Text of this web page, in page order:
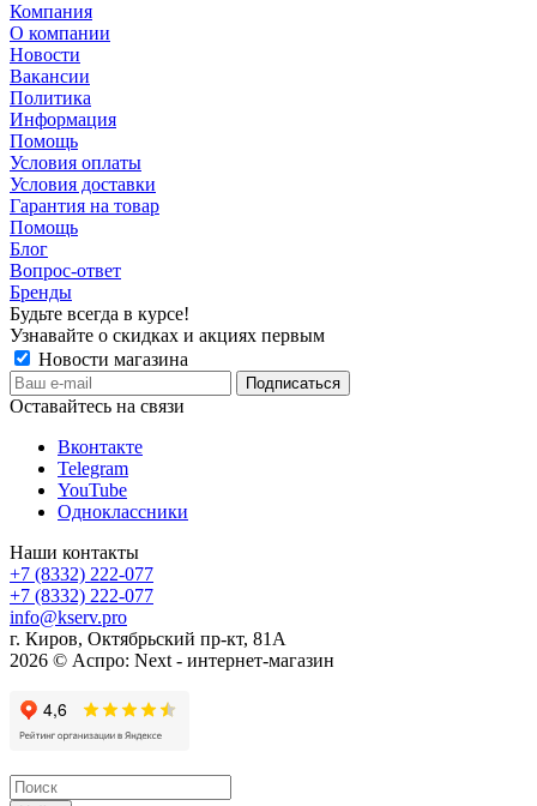
Компания
О компании
Новости
Вакансии
Политика
Информация
Помощь
Условия оплаты
Условия доставки
Гарантия на товар
Помощь
Блог
Вопрос-ответ
Бренды
Будьте всегда в курсе!
Узнавайте о скидках и акциях первым
Новости магазина
Оставайтесь на связи
Вконтакте
Telegram
YouTube
Одноклассники
Наши контакты
+7 (8332) 222-077
+7 (8332) 222-077
info@kserv.pro
г. Киров, Октябрьский пр-кт, 81А
2026 © Аспро: Next - интернет-магазин